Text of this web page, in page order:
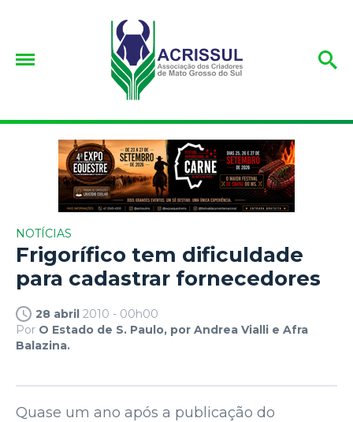
NOTÍCIAS
Frigorífico tem dificuldade
para cadastrar fornecedores
28 abril 2010 - 00h00
Por O Estado de S. Paulo, por Andrea Vialli e Afra
Balazina.
Quase um ano após a publicação do